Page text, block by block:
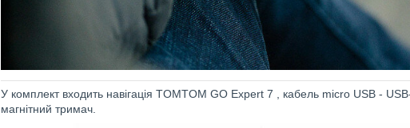
У комплект входить навігація TOMTOM GO Expert 7 , кабель micro USB -
магнітний тримач.